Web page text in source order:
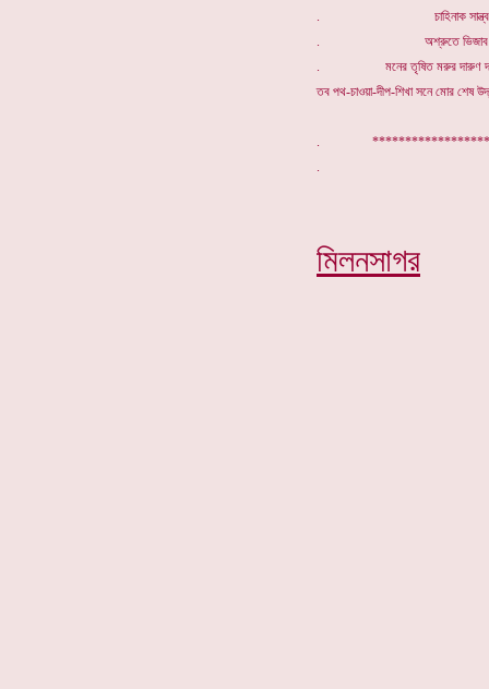
. চাহিনাক
. অশ্রুতে ভিজাব
. মনের তৃষিত মরুর দারুণ
তব পথ-চাওয়া-দীপ-শিখা সনে মোর শেষ
.
মিলনসাগর